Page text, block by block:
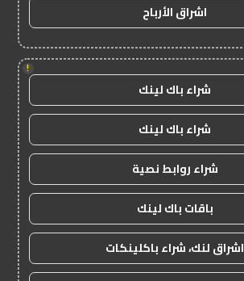
اشراق الأرباح
!
شراء باك لينك
شراء باك لينك
شراء روابط نصية
باقات باك لينك
اشراق لنك، شراء باكلينكات